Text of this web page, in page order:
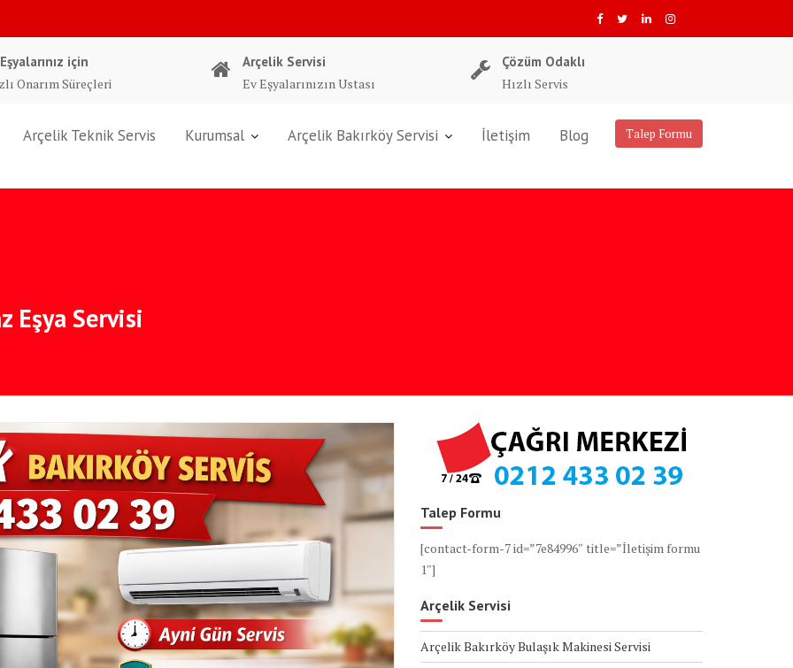
için
Onarım Süreçleri
Arçelik Servisi
Ev Eşyalarınızın Ustası
Çözüm Odaklı
Hızlı Servis
Talep Formu
Arçelik Teknik Servis Kurumsal Arçelik Bakırköy Servisi İletişim Blog
Eşya Servisi
Talep Formu
[contact-form-7 id=”7e84996″ title=”İletişim formu
1″]
Arçelik Servisi
Arçelik Bakırköy Bulaşık Makinesi Servisi